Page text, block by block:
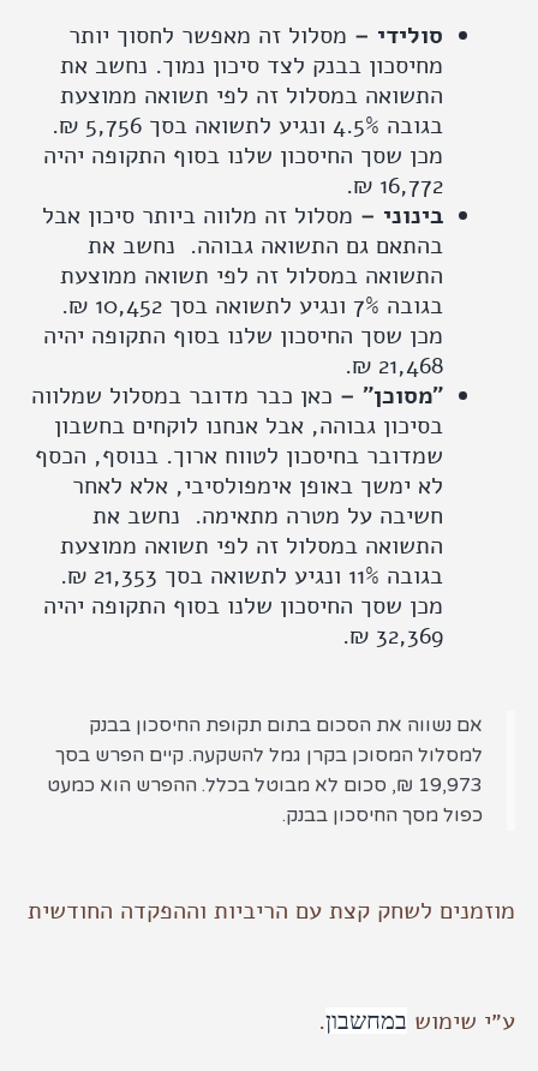
סולידי –מסלול זה מאפשר לחסוך יותר
מחיסכון בבנק לצד סיכון נמוך. נחשב את
התשואה במסלול זה לפי תשואה ממוצעת
בגובה 4.5% ונגיע לתשואה בסך 5,756 ₪.
מכן שסך החיסכון שלנו בסוף התקופה יהיה
16,772 ₪.
בינוני –מסלול זה מלווה ביותר סיכון אבל
בהתאם גם התשואה גבוהה. נחשב את
התשואה במסלול זה לפי תשואה ממוצעת
בגובה 7% ונגיע לתשואה בסך 10,452 ₪.
מכן שסך החיסכון שלנו בסוף התקופה יהיה
21,468 ₪.
״מסוכן״ –כאן כבר מדובר במסלול שמלווה
בסיכון גבוהה, אבל אנחנו לוקחים בחשבון
שמדובר בחיסכון לטווח ארוך. בנוסף, הכסף
לא ימשך באופן אימפולסיבי, אלא לאחר
חשיבה על מטרה מתאימה. נחשב את
התשואה במסלול זה לפי תשואה ממוצעת
בגובה 11% ונגיע לתשואה בסך 21,353 ₪.
מכן שסך החיסכון שלנו בסוף התקופה יהיה
32,369 ₪.
נשווה את הסכום בתום תקופת החיסכון בבנק
המסוכן בקרן גמל להשקעה. קיים הפרש בסך
19,973 ₪, סכום לא מבוטל בכלל. ההפרש הוא כמעט
מסך החיסכון בבנק.
לשחק קצת עם הריביות וההפקדה החודשית
שימושבמחשבון.